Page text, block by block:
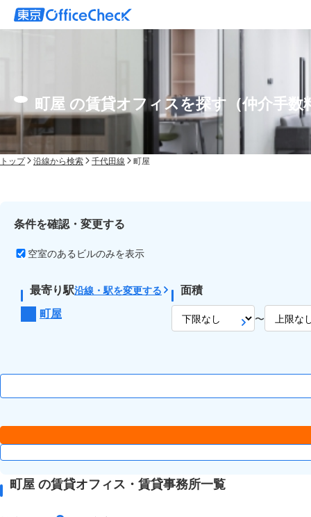
町屋 の賃貸オフィスを探す（仲介手数
トップ 沿線から検索 千代田線 町屋
条件を確認・変更する
空室のあるビルのみを表示
最寄り駅沿線・駅を変更する
町屋
面積
〜
町屋 の賃貸オフィス・賃貸事務所一覧